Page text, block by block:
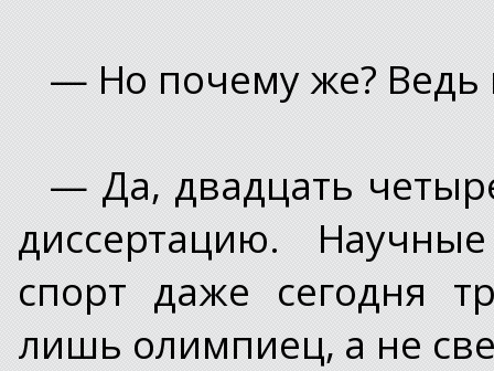
— Но почему же? Ведь
— Да, двадцать
диссертацию.
спорт даже сегодня
лишь олимпиец, а не